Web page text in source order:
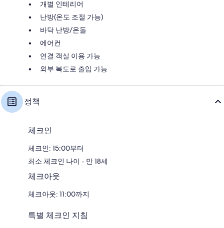
개별 인테리어
난방(온도 조절 가능)
바닥 난방/온돌
에어컨
연결 객실 이용 가능
외부 복도로 출입 가능
정책
체크인
체크인: 15:00부터
최소 체크인 나이 - 만 18세
체크아웃
체크아웃: 11:00까지
특별 체크인 지침